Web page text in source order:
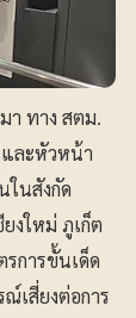
า ทาง สตม.
ละหัวหน้า
นสังกัด
งใหม่ ภูเก็ต
การขั้นเด็ด
เสี่ยงต่อการ